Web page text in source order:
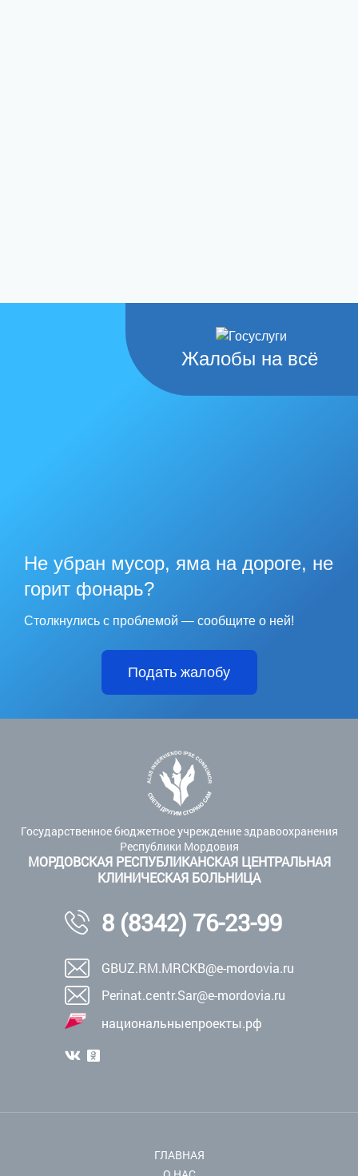
Жалобы на всё
Не убран мусор, яма на дороге, не
горит фонарь?
Столкнулись с проблемой — сообщите о ней!
Подать жалобу
Государственное бюджетное учреждение здравоохранения
Республики Мордовия
МОРДОВСКАЯ РЕСПУБЛИКАНСКАЯ ЦЕНТРАЛЬНАЯ
КЛИНИЧЕСКАЯ БОЛЬНИЦА
8 (8342) 76-23-99
GBUZ.RM.MRCKB@e-mordovia.ru
Perinat.centr.Sar@e-mordovia.ru
национальныепроекты.рф
ГЛАВНАЯ